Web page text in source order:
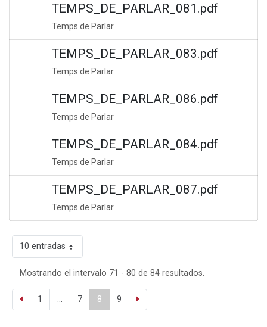
TEMPS_DE_PARLAR_081.pdf
Temps de Parlar
TEMPS_DE_PARLAR_083.pdf
Temps de Parlar
TEMPS_DE_PARLAR_086.pdf
Temps de Parlar
TEMPS_DE_PARLAR_084.pdf
Temps de Parlar
TEMPS_DE_PARLAR_087.pdf
Temps de Parlar
10 entradas
Mostrando el intervalo 71 - 80 de 84 resultados.
1 ... 7 8 9